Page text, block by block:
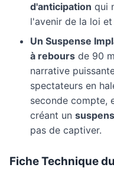
d'anticipation qui
l'avenir de la loi
Un Suspense
à rebours de 90
narrative
spectateurs en
seconde compte,
créant un
pas de captiver.
Fiche Technique